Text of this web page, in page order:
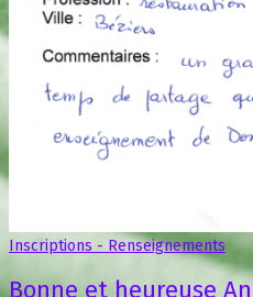
Inscriptions - Renseignements
Bonne et heureuse